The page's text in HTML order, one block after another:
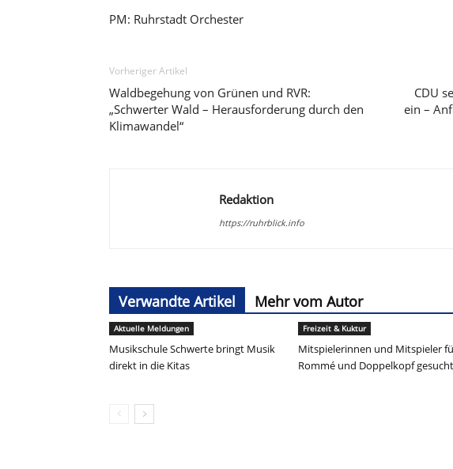
PM: Ruhrstadt Orchester
Vorheriger Artikel
Waldbegehung von Grünen und RVR:
„Schwerter Wald – Herausforderung durch den
Klimawandel“
CDU
ein –
Redaktion
https://ruhrblick.info
Verwandte Artikel Mehr vom Autor
Aktuelle Meldungen
Musikschule Schwerte bringt Musik
direkt in die Kitas
Freizeit & Kuktur
Mitspielerinnen und Mitspieler
Rommé und Doppelkopf